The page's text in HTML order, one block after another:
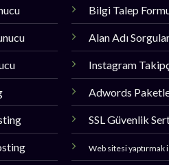
Bilgi Talep
Alan Adı
Instagram
Adwords
SSL Güvenlik
Web sitesi yaptırmak